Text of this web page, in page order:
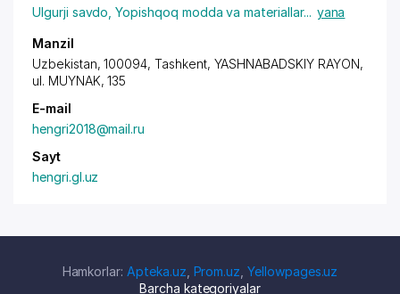
Ulgurji savdo ,Yopishqoq modda va materiallar... yana
Manzil
Uzbekistan, 100094, Tashkent, YASHNABADSKIY RAYON,
ul. MUYNAK, 135
E-mail
hengri2018@mail.ru
Sayt
hengri.gl.uz
Hamkorlar: Apteka.uz Prom.uz ,Yellowpages.uz
Barcha kategoriyalar